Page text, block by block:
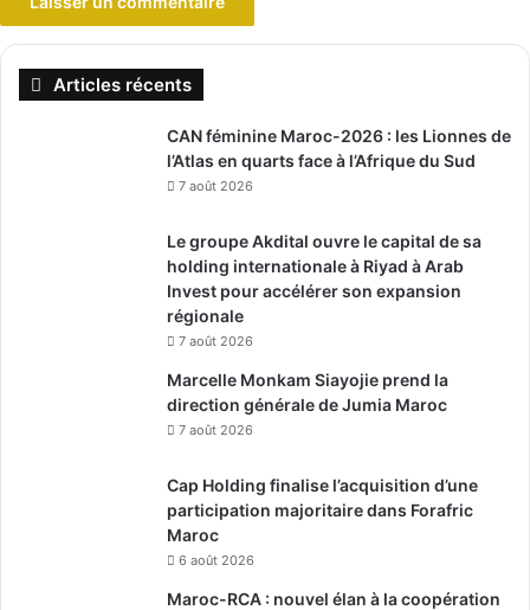
Articles récents
CAN féminine Maroc-2026 : les Lionnes de
l’Atlas en quarts face à l’Afrique du Sud
7 août 2026
Le groupe Akdital ouvre le capital de sa
holding internationale à Riyad à Arab
Invest pour accélérer son expansion
régionale
7 août 2026
Marcelle Monkam Siayojie prend la
direction générale de Jumia Maroc
7 août 2026
Cap Holding finalise l’acquisition d’une
participation majoritaire dans Forafric
Maroc
6 août 2026
Maroc-RCA : nouvel élan à la coopération